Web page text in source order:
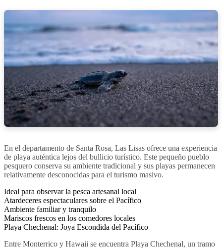
En el departamento de Santa Rosa, Las Lisas ofrece una experiencia
de playa auténtica lejos del bullicio turístico. Este pequeño pueblo
pesquero conserva su ambiente tradicional y sus playas permanecen
relativamente desconocidas para el turismo masivo.
Ideal para observar la pesca artesanal local
Atardeceres espectaculares sobre el Pacífico
Ambiente familiar y tranquilo
Mariscos frescos en los comedores locales
Playa Chechenal: Joya Escondida del Pacífico
Entre Monterrico y Hawaii se encuentra Playa Chechenal, un tramo